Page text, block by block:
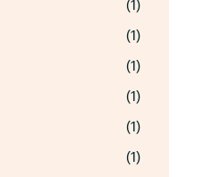
(1)
(1)
(1)
(1)
(1)
(1)